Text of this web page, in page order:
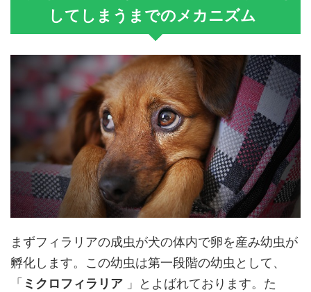
してしまうまでのメカニズム
まずフィラリアの成虫が犬の体内で卵を産み幼虫が
孵化します。この幼虫は第一段階の幼虫として、
「 ミクロフィラリア 」とよばれております。た